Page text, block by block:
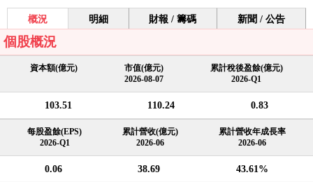
概況 明細 財報 / 籌碼 新聞 / 公告
個股概況
資本額(億元)
市值(億元)
2026-08-07
累計稅後盈餘(億元)
2026-Q1
103.51 110.24 0.83
每股盈餘(EPS)
2026-Q1
累計營收(億元)
2026-06
累計營收年成長率
2026-06
0.06 38.69 43.61%